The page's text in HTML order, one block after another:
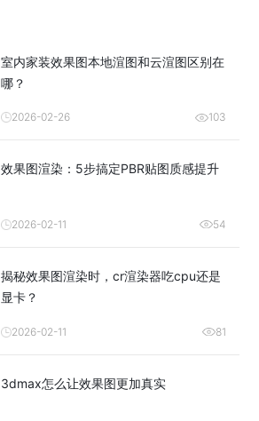
室内家装效果图本地渲图和云渲图区别在
哪？
2026-02-26 103
效果图渲染：5步搞定PBR贴图质感提升
2026-02-11 54
揭秘效果图渲染时，cr渲染器吃cpu还是
显卡？
2026-02-11 81
3dmax怎么让效果图更加真实